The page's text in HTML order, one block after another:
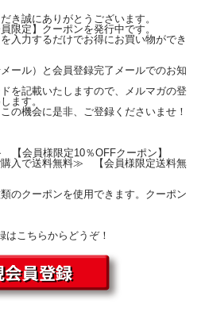
き誠にありがとうございます。
限定】クーポンを発行中です。
入力するだけでお得にお買い物ができ
ール）と会員登録完了メールでのお知
を記載いたしますので、メルマガの登
ます。
の機会に是非、ご登録くださいませ！
会員様限定10％OFFクーポン】
入で送料無料≫ 【会員様限定送料無
のクーポンを使用できます。クーポン
はこちらからどうぞ！